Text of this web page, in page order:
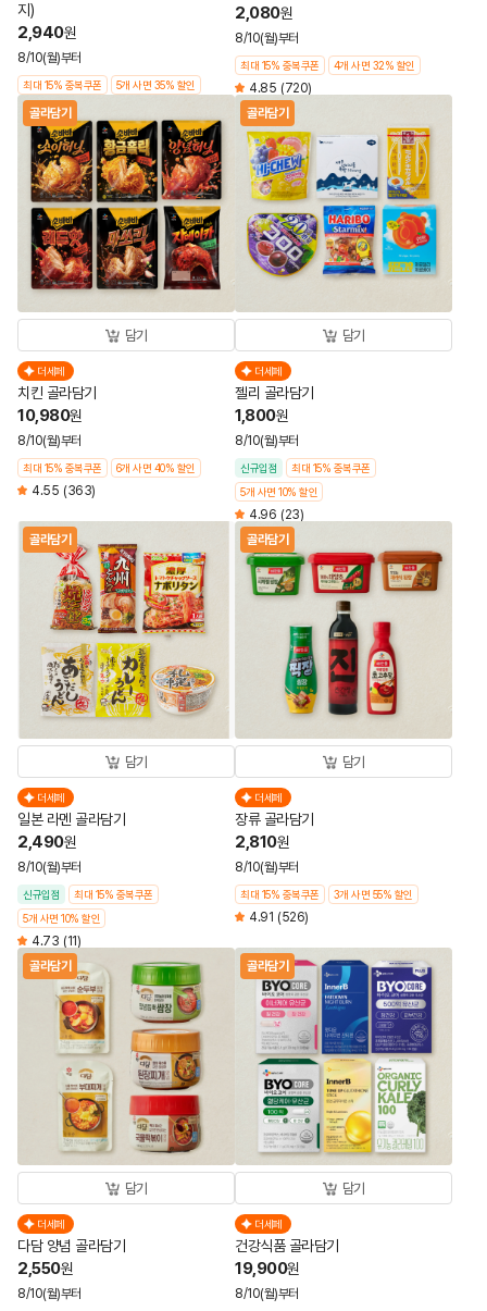
지)
2,940원
8/10(월)부터
최대 15% 중복쿠폰 5개 사면 35% 할인
2,080원
8/10(월)부터
최대 15% 중복쿠폰 4개 사면 32% 할인
4.85 (720)
골라담기
담기
더세페
치킨 골라담기
10,980원
8/10(월)부터
최대 15% 중복쿠폰 6개 사면 40% 할인
4.55 (363)
골라담기
담기
더세페
젤리 골라담기
1,800원
8/10(월)부터
신규입점
최대 15% 중복쿠폰
5개 사면 10% 할인
4.96 (23)
골라담기
담기
더세페
일본 라멘 골라담기
2,490원
8/10(월)부터
신규입점
최대 15% 중복쿠폰
5개 사면 10% 할인
4.73 (11)
골라담기
담기
더세페
장류 골라담기
2,810원
8/10(월)부터
최대 15% 중복쿠폰 3개 사면 55% 할인
4.91 (526)
골라담기
담기
더세페
다담 양념 골라담기
2,550원
8/10(월)부터
골라담기
담기
더세페
건강식품 골라담기
19,900원
8/10(월)부터